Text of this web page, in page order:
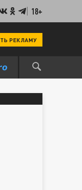
18+
РЕКЛАМУ